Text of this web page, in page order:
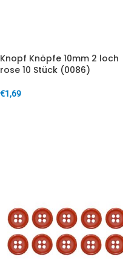
Knopf Knöpfe 10mm 2 loch
rose 10 Stück (0086)
€1,69